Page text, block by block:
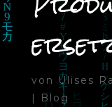
von Ulises
|
Blog